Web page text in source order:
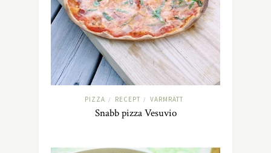
PIZZA / RECEPT / VARMRÄTT
Snabb pizza Vesuvio